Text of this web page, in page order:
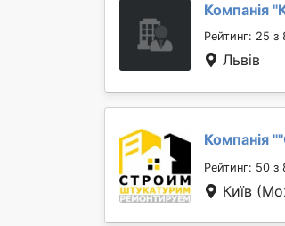
Компанія "
Рейтинг: 25 з
Львів
Компанія "
Рейтинг: 50 з
Київ